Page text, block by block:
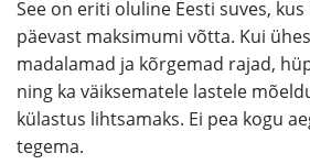
See on eriti oluline Eesti suves,
päevast maksimumi võtta. Kui
madalamad ja kõrgemad rajad,
ning ka väiksematele lastele
külastus lihtsamaks. Ei pea kogu
tegema.